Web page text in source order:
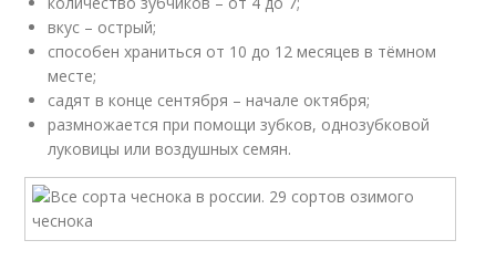
вкус – острый;
способен храниться от 10 до 12 месяцев в тёмном
месте;
садят в конце сентября – начале октября;
размножается при помощи зубков, однозубковой
луковицы или воздушных семян.